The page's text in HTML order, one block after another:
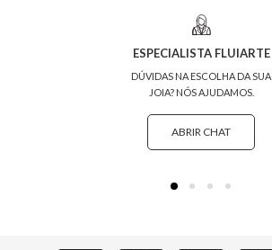
ESPECIALISTA FLUIARTE
DÚVIDAS NA ESCOLHA DA SUA
JOIA? NÓS AJUDAMOS.
ABRIR CHAT